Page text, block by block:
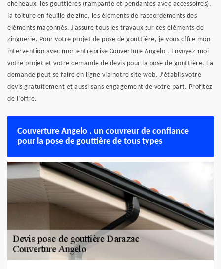
chéneaux, les gouttières (rampante et pendantes avec accessoires),
la toiture en feuille de zinc, les éléments de raccordements des
éléments maçonnés. J’assure tous les travaux sur ces éléments de
zinguerie. Pour votre projet de pose de gouttière, je vous offre mon
intervention avec mon entreprise Couverture Angelo . Envoyez-moi
votre projet et votre demande de devis pour la pose de gouttière. La
demande peut se faire en ligne via notre site web. J’établis votre
devis gratuitement et aussi sans engagement de votre part. Profitez
de l’offre.
Couverture Angelo , un couvreur de confiance
pour la pose de gouttière de tous types